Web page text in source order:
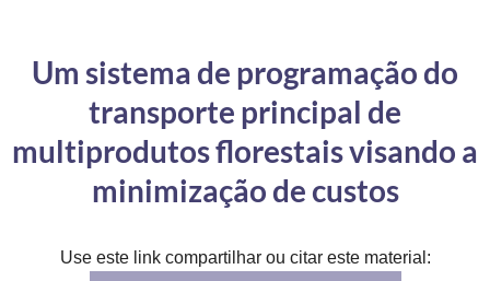
Controladoria-Geral da União
Ministério da Mulher, da Família e dos Direitos Humanos
Gabinete de Segurança Institucional
Um sistema de programação do
transporte principal de
multiprodutos florestais visando a
minimização de custos
Use este link compartilhar ou citar este material: